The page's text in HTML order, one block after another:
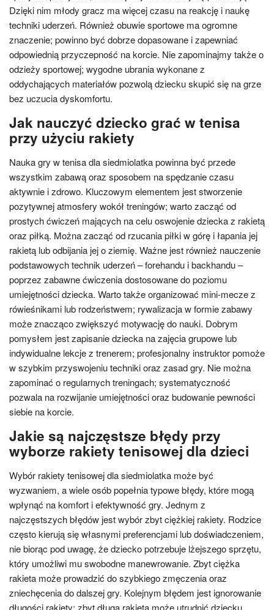
Dzięki nim młody gracz ma więcej czasu na reakcję i naukę
techniki uderzeń. Również obuwie sportowe ma ogromne
znaczenie; powinno być dobrze dopasowane i zapewniać
odpowiednią przyczepność na korcie. Nie zapominajmy także o
odzieży sportowej; wygodne ubrania wykonane z
oddychających materiałów pozwolą dziecku skupić się na grze
bez uczucia dyskomfortu.
Jak nauczyć dziecko grać w tenisa
przy użyciu rakiety
Nauka gry w tenisa dla siedmiolatka powinna być przede
wszystkim zabawą oraz sposobem na spędzanie czasu
aktywnie i zdrowo. Kluczowym elementem jest stworzenie
pozytywnej atmosfery wokół treningów; warto zacząć od
prostych ćwiczeń mających na celu oswojenie dziecka z rakietą
oraz piłką. Można zacząć od rzucania piłki w górę i łapania jej
rakietą lub odbijania jej o ziemię. Ważne jest również nauczenie
podstawowych technik uderzeń – forehandu i backhandu –
poprzez zabawne ćwiczenia dostosowane do poziomu
umiejętności dziecka. Warto także organizować mini-mecze z
rówieśnikami lub rodzeństwem; rywalizacja w formie zabawy
może znacząco zwiększyć motywację do nauki. Dobrym
pomysłem jest zapisanie dziecka na zajęcia grupowe lub
indywidualne lekcje z trenerem; profesjonalny instruktor pomoże
w szybkim przyswojeniu techniki oraz zasad gry. Nie można
zapominać o regularnych treningach; systematyczność
pozwala na rozwijanie umiejętności oraz budowanie pewności
siebie na korcie.
Jakie są najczęstsze błędy przy
wyborze rakiety tenisowej dla dzieci
Wybór rakiety tenisowej dla siedmiolatka może być
wyzwaniem, a wiele osób popełnia typowe błędy, które mogą
wpłynąć na komfort i efektywność gry. Jednym z
najczęstszych błędów jest wybór zbyt ciężkiej rakiety. Rodzice
często kierują się własnymi preferencjami lub doświadczeniem,
nie biorąc pod uwagę, że dziecko potrzebuje lżejszego sprzętu,
który umożliwi mu swobodne manewrowanie. Zbyt ciężka
rakieta może prowadzić do szybkiego zmęczenia oraz
zniechęcenia do dalszej gry. Kolejnym błędem jest ignorowanie
długości rakiety; zbyt długa rakieta może utrudnić dziecku